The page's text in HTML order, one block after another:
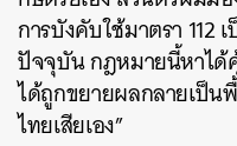
การบังคับใช้มาตรา 112
ปัจจุบัน กฎหมายนี้หาได้
ได้ถูกขยายผลกลายเป็
ไทยเสียเอง”